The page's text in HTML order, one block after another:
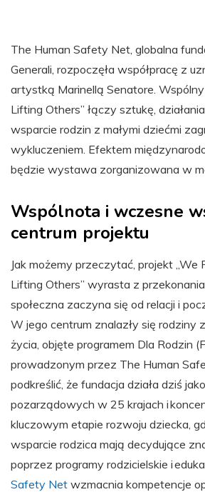
The Human Safety Net, globalna
Generali, rozpoczęła współpracę z
artystką Marinellą Senatore.
Lifting Others” łączy sztukę,
wsparcie rodzin z małymi dziećmi
wykluczeniem. Efektem
będzie wystawa zorganizowana w
Wspólnota i wczesne
centrum projektu
Jak możemy przeczytać, projekt „We
Lifting Others” wyrasta z
społeczna zaczyna się od relacji i
W jego centrum znalazły się rodziny
życia, objęte programem Dla Rodzin
prowadzonym przez The Human
podkreślić, że fundacja działa dziś
pozarządowych w 25 krajach i
kluczowym etapie rozwoju dziecka,
wsparcie rodzica mają decydujące
poprzez programy rodzicielskie i
Safety Net wzmacnia kompetencje